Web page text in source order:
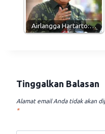
Airlangga Hartarto:…
Tinggalkan Balasan
Alamat email Anda tidak akan
*